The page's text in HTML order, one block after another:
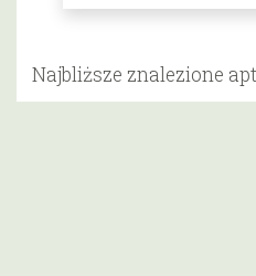
Najbliższe znalezione